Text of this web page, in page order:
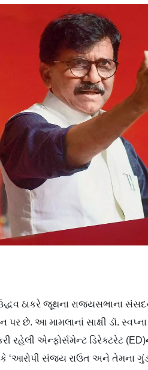
ઉદ્ધવ ઠાકરે જૂથના રાજ્યસભાના
છે. આ મામલાનાં સાક્ષી ડૉ.
એન્ફોર્સમેન્ટ ડિરેક્ટરેટ
કે ‘આરોપી સંજય રાઉત અને તેમના